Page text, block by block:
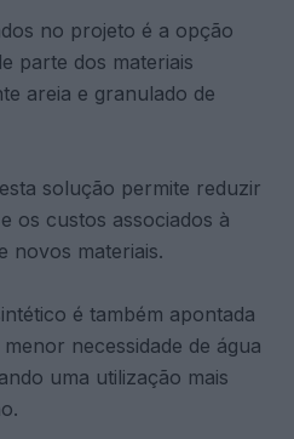
no projeto é a opção
parte dos materiais
areia e granulado de
solução permite reduzir
os custos associados à
novos materiais.
é também apontada
necessidade de água
uma utilização mais